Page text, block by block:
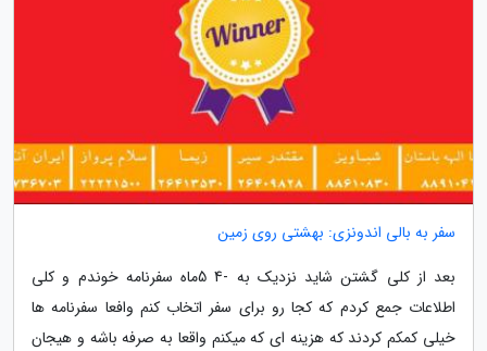
سفر به بالی اندونزی: بهشتی روی زمین
بعد از کلی گشتن شاید نزدیک به -4 5ماه سفرنامه خوندم و کلی
اطلاعات جمع کردم که کجا رو برای سفر اتخاب کنم وافعا سفرنامه ها
خیلی کمکم کردند که هزینه ای که میکنم واقعا به صرفه باشه و هیجان